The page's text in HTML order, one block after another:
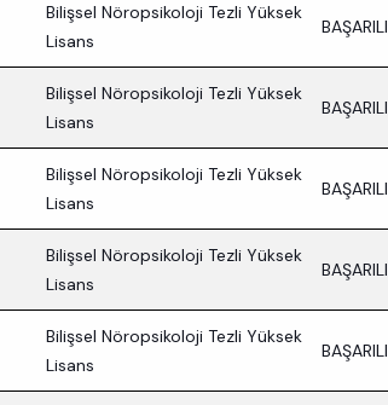
Bilişsel Nöropsikoloji Tezli Yüksek
Lisans
BAŞARILI
Bilişsel Nöropsikoloji Tezli Yüksek
Lisans
BAŞARILI
Bilişsel Nöropsikoloji Tezli Yüksek
Lisans
BAŞARILI
Bilişsel Nöropsikoloji Tezli Yüksek
Lisans
BAŞARILI
Bilişsel Nöropsikoloji Tezli Yüksek
Lisans
BAŞARILI